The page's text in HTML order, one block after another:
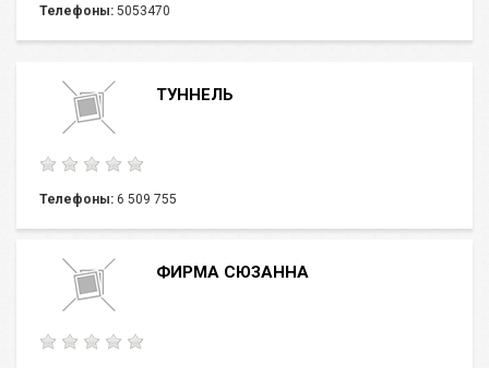
Телефоны: 5053470
ТУННЕЛЬ
Телефоны: 6 509 755
ФИРМА СЮЗАННА